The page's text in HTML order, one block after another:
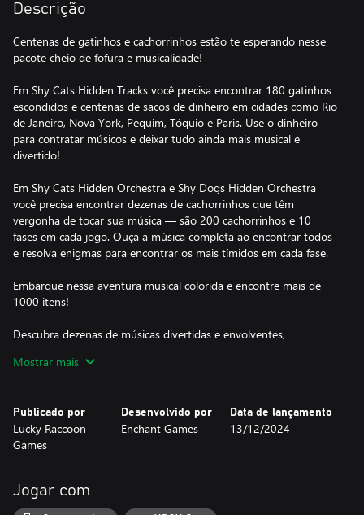
Descrição
Centenas de gatinhos e cachorrinhos estão te esperando nesse
pacote cheio de fofura e musicalidade!
Em Shy Cats Hidden Tracks você precisa encontrar 180 gatinhos
escondidos e centenas de sacos de dinheiro em cidades como Rio
de Janeiro, Nova York, Pequim, Tóquio e Paris. Use o dinheiro
para contratar músicos e deixar tudo ainda mais musical e
divertido!
Em Shy Cats Hidden Orchestra e Shy Dogs Hidden Orchestra
você precisa encontrar dezenas de cachorrinhos que têm
vergonha de tocar sua música — são 200 cachorrinhos e 10
fases em cada jogo. Ouça a música completa ao encontrar todos
e resolva enigmas para encontrar os mais tímidos em cada fase.
Embarque nessa aventura musical colorida e encontre mais de
1000 itens!
Descubra dezenas de músicas divertidas e envolventes,
instrumentos/vozes, para que você possa criar sua própria
Mostrar mais
Publicado por
Lucky Raccoon
Games
Desenvolvido por
Enchant Games
Data de lançamento
13/12/2024
Jogar com